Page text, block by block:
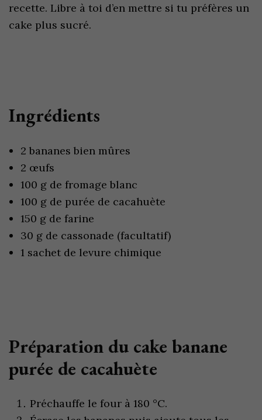
recette. Libre à toi d’en mettre si tu préfères un
cake plus sucré.
Ingrédients
2 bananes bien mûres
2 œufs
100 g de fromage blanc
100 g de purée de cacahuète
150 g de farine
30 g de cassonade (facultatif)
1 sachet de levure chimique
Préparation du cake banane
purée de cacahuète
Préchauffe le four à 180 °C.